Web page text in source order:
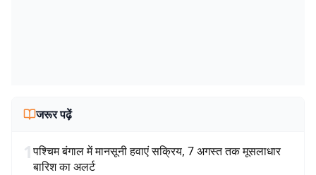
जरूर पढ़ें
1पश्चिम बंगाल में मानसूनी हवाएं सक्रिय, 7 अगस्त तक मूसलाधार
बारिश का अलर्ट